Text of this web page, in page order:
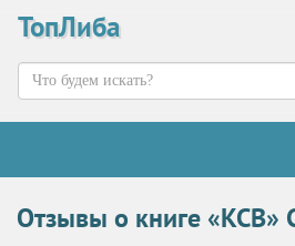
ТопЛиба
Отзывы о книге «КСВ»